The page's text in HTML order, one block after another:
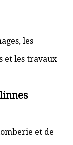
les
et les travaux
et de